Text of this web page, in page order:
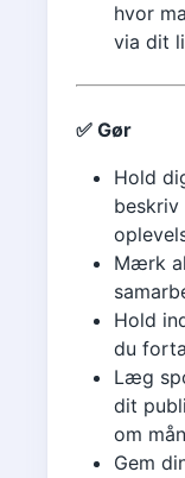
hvor
via dit
✅ Gør
Hold
Mærk
Hold
du
Læg
dit
om
Gem